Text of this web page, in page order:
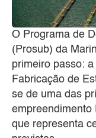
O Programa de
(Prosub) da
primeiro passo:
Fabricação de
se de uma das
empreendimento
que representa